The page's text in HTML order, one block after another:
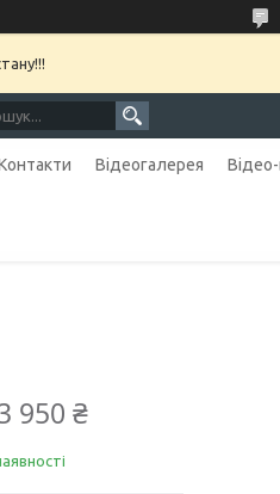
Відеогалерея Відео-
950 ₴